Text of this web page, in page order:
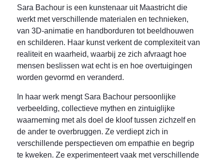
Sara Bachour is een kunstenaar uit Maastricht die
werkt met verschillende materialen en technieken,
van 3D-animatie en handborduren tot beeldhouwen
en schilderen. Haar kunst verkent de complexiteit van
realiteit en waarheid, waarbij ze zich afvraagt hoe
mensen beslissen wat echt is en hoe overtuigingen
worden gevormd en veranderd.
In haar werk mengt Sara Bachour persoonlijke
verbeelding, collectieve mythen en zintuiglijke
waarneming met als doel de kloof tussen zichzelf en
de ander te overbruggen. Ze verdiept zich in
verschillende perspectieven om empathie en begrip
te kweken. Ze experimenteert vaak met verschillende